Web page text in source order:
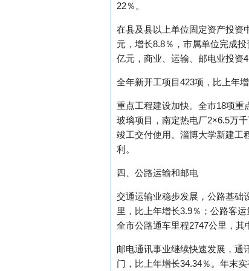
22％。
在县及县以上单位固定资产投资
元，增长8.8％，市属单位完成
亿元，商业、运输、邮电业投资
全年新开工项目423项，比上年
重点工程建设加快。全市18项重
玻璃项目，南定热电厂2×6.5万
竣工交付使用。淄博大学新建工
利。
四、公路运输和邮电
交通运输业稳步发展，公路基础
里，比上年增长3.9％；公路客
全市公路通车里程2747公里，其
邮电通讯事业继续快速发展，通
门，比上年增长34.34％。年末